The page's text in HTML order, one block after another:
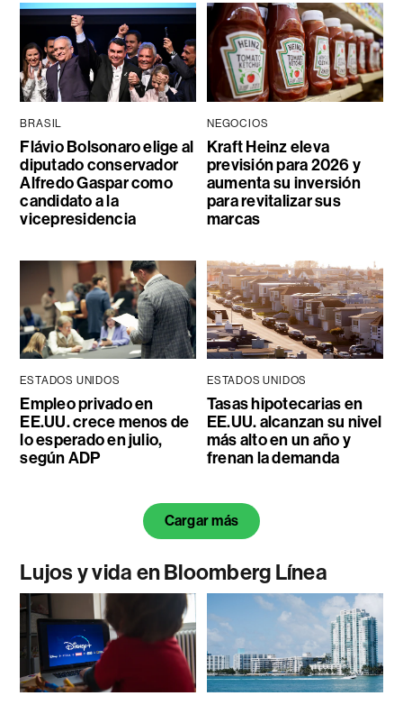
BRASIL
Flávio Bolsonaro elige al
diputado conservador
Alfredo Gaspar como
candidato a la
vicepresidencia
NEGOCIOS
Kraft Heinz eleva
previsión para 2026 y
aumenta su inversión
para revitalizar sus
marcas
ESTADOS UNIDOS
Empleo privado en
EE.UU. crece menos de
lo esperado en julio,
según ADP
ESTADOS UNIDOS
Tasas hipotecarias en
EE.UU. alcanzan su nivel
más alto en un año y
frenan la demanda
Cargar más
Lujos y vida en Bloomberg Línea